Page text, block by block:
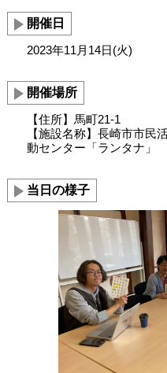
開催日
2023年11月14日(火)
開催場所
【住所】馬町21-1
【施設名称】長崎市市民
動センター「ランタナ」
当日の様子